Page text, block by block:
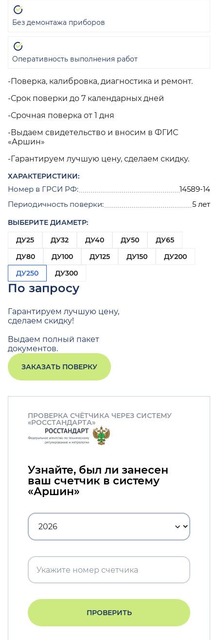
-Поверка, калибровка, диагностика и ремонт.
-Срок поверки до 7 календарных дней
-Срочная поверка от 1 дня
-Выдаем свидетельство и вносим в ФГИС
«Аршин»
-Гарантируем лучшую цену, сделаем скидку.
ХАРАКТЕРИСТИКИ:
Номер в ГРСИ РФ:
14589-14
Периодичность поверки:
5 лет
ВЫБЕРИТЕ ДИАМЕТР:
ДУ25
ДУ32 ДУ40 ДУ50
ДУ65
ДУ80
ДУ100 ДУ125 ДУ150
ДУ200
ДУ250
ДУ300
По запросу
Гарантируем лучшую цену,
сделаем скидку!
Выдаем полный пакет
документов.
ЗАКАЗАТЬ ПОВЕРКУ
Без демонтажа приборов
Оперативность выполнения работ
ПРОВЕРКА СЧЁТЧИКА ЧЕРЕЗ СИСТЕМУ
«РОССТАНДАРТА»
Узнайте, был ли занесен
ваш счетчик в систему
«Аршин»
ПРОВЕРИТЬ